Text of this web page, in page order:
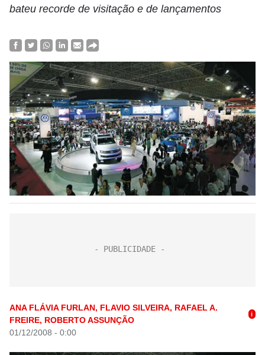
bateu recorde de visitação e de lançamentos
ANA FLÁVIA FURLAN, FLAVIO SILVEIRA, RAFAEL A.
FREIRE, ROBERTO ASSUNÇÃO
i
01/12/2008 - 0:00